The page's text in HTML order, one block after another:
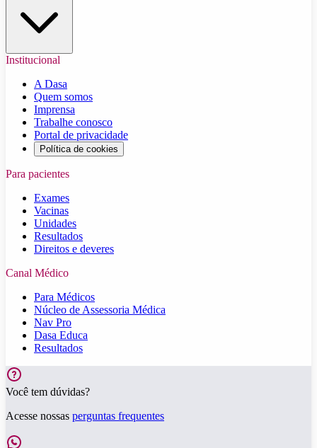
Institucional
A Dasa
Quem somos
Imprensa
Trabalhe conosco
Portal de privacidade
Política de cookies
Para pacientes
Exames
Vacinas
Unidades
Resultados
Direitos e deveres
Canal Médico
Para Médicos
Núcleo de Assessoria Médica
Nav Pro
Dasa Educa
Resultados
Você tem dúvidas?
Acesse nossas perguntas frequentes